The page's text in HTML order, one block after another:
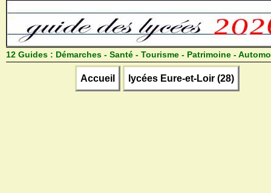
12 Guides : Démarches - Santé - Tourisme - Patrimoine -
Accueil lycées Eure-et-Loir (28)